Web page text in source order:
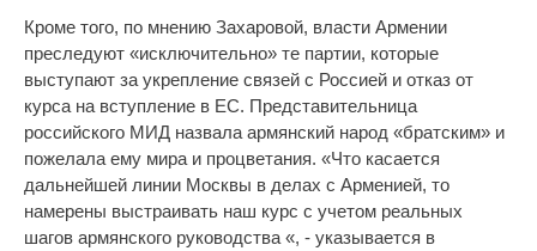
Кроме того, по мнению Захаровой, власти Армении
преследуют «исключительно» те партии, которые
выступают за укрепление связей с Россией и отказ от
курса на вступление в ЕС. Представительница
российского МИД назвала армянский народ «братским» и
пожелала ему мира и процветания. «Что касается
дальнейшей линии Москвы в делах с Арменией, то
намерены выстраивать наш курс с учетом реальных
шагов армянского руководства «, - указывается в